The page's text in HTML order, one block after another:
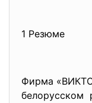
1 Резюме
Фирма
белорусском